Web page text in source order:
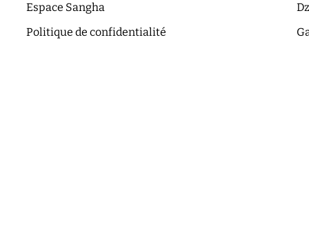
Espace Sangha
Politique de confidentialité